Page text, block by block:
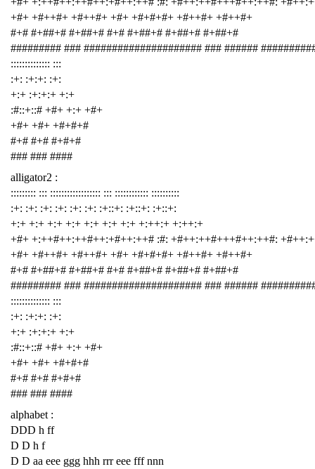
+#+ +#++#+ +#++#+ +#+ +#+#+#+ +#++#+ +#++#+
#+# #+##+# #+##+# #+# #+##+# #+##+# #+##+#
######### ### ##################### ### ######
:::::::::::::: :::
:+: :+:+: :+:
+:+ :+:+:+ +:+
:#::+::# +#+ +:+ +#+
+#+ +#+ +#+#+#
#+# #+# #+#+#
### ### ####
alligator2 :
::::::::: ::: :::::::::::::::::: ::: :::::::::::: ::::::::::
:+: :+: :+: :+: :+: :+: :+::+: :+::+: :+::+:
+:+ +:+ +:+ +:+ +:+ +:+ +:+ +:++:+ +:++:+
+#+ +:++#++:++#++:+#++:++# :#: +#++:++#+++#++:++#:
+#+ +#++#+ +#++#+ +#+ +#+#+#+ +#++#+ +#++#+
#+# #+##+# #+##+# #+# #+##+# #+##+# #+##+#
######### ### ##################### ### ######
:::::::::::::: :::
:+: :+:+: :+:
+:+ :+:+:+ +:+
:#::+::# +#+ +:+ +#+
+#+ +#+ +#+#+#
#+# #+# #+#+#
### ### ####
alphabet :
DDD h ff
D D h f
D D aa eee ggg hhh rrr eee fff nnn